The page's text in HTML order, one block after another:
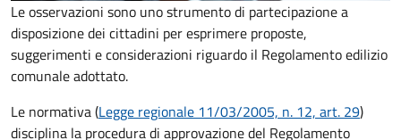
Le osservazioni sono uno strumento di partecipazione a
disposizione dei cittadini per esprimere proposte,
suggerimenti e considerazioni riguardo il Regolamento edilizio
comunale adottato.
Le normativa (Legge regionale 11/03/2005, n. 12, art. 29)
disciplina la procedura di approvazione del Regolamento